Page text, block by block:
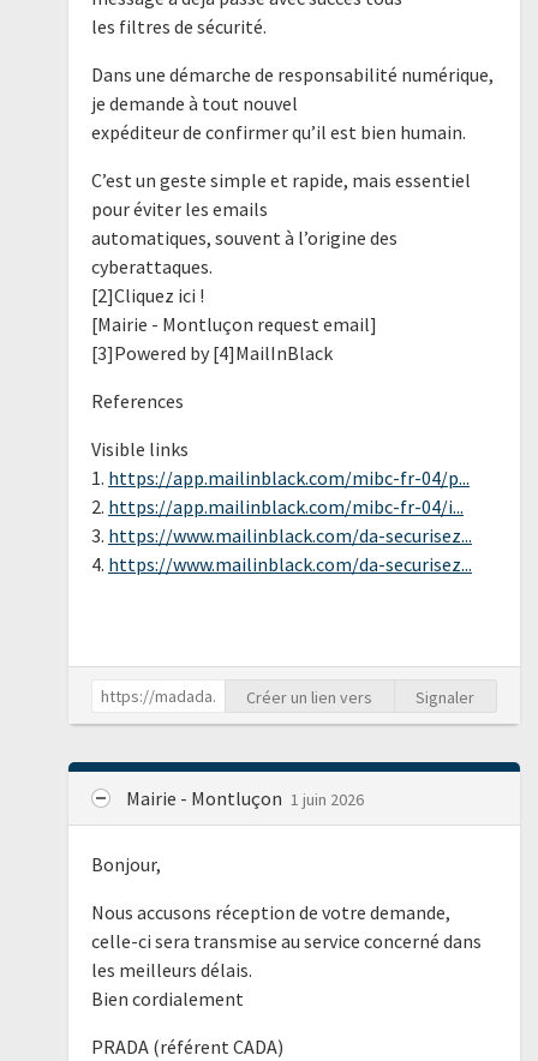
les filtres de sécurité.
Dans une démarche de responsabilité numérique,
je demande à tout nouvel
expéditeur de confirmer qu’il est bien humain.
C’est un geste simple et rapide, mais essentiel
pour éviter les emails
automatiques, souvent à l’origine des
cyberattaques.
[2]Cliquez ici !
[Mairie - Montluçon request email]
[3]Powered by [4]MailInBlack
References
Visible links
1. https://app.mailinblack.com/mibc-fr-04/p...
2. https://app.mailinblack.com/mibc-fr-04/i...
3. https://www.mailinblack.com/da-securisez...
4. https://www.mailinblack.com/da-securisez...
Créer un lien vers Signaler
Mairie - Montluçon 1 juin 2026
Bonjour,
Nous accusons réception de votre demande,
celle-ci sera transmise au service concerné dans
les meilleurs délais.
Bien cordialement
PRADA (référent CADA)